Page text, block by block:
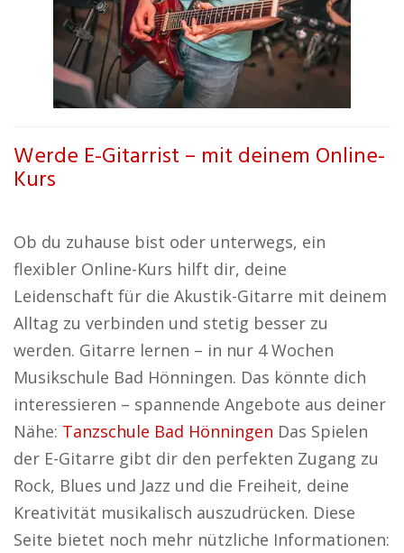
Werde E-Gitarrist – mit deinem Online-
Kurs
Ob du zuhause bist oder unterwegs, ein
flexibler Online-Kurs hilft dir, deine
Leidenschaft für die Akustik-Gitarre mit deinem
Alltag zu verbinden und stetig besser zu
werden. Gitarre lernen – in nur 4 Wochen
Musikschule Bad Hönningen. Das könnte dich
interessieren – spannende Angebote aus deiner
Nähe: Tanzschule Bad Hönningen Das Spielen
der E-Gitarre gibt dir den perfekten Zugang zu
Rock, Blues und Jazz und die Freiheit, deine
Kreativität musikalisch auszudrücken. Diese
Seite bietet noch mehr nützliche Informationen: